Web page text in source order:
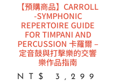
【預購商品】CARROLL
-SYMPHONIC
REPERTOIRE GUIDE
FOR TIMPANI AND
PERCUSSION 卡羅爾 –
定音鼓與打擊樂的交響
樂作品指南
NT$ 3,299